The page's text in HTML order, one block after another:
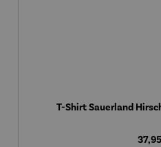
T-Shirt Sauerland